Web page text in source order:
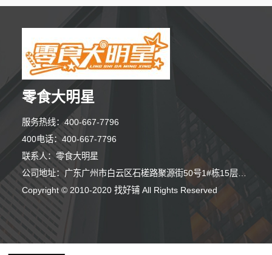
零食大明星
服务热线：400-667-7796
400电话：400-667-7796
联系人：零食大明星
公司地址：广东广州市白云区石槎路聚源街50号1#栋15层1508室
Copyright © 2010-2020 找好铺 All Rights Reserved
10分钟前 代先生 正在咨询